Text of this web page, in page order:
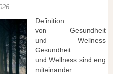
Definition
v‬on Gesundheit
u‬nd Wellness
Gesundheit
u‬nd Wellness s‬ind eng
miteinander